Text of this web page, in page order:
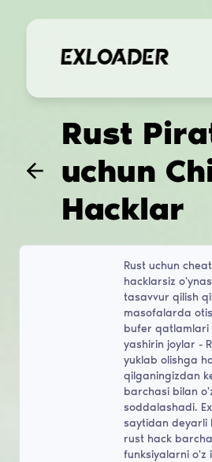
Rust
uchun
Hacklar
Rust uchun
hacklarsiz
tasavvur qilish
masofalarda
bufer
yashirin joylar -
yuklab olishga
qilganingizdan
barchasi bilan
soddalashadi.
saytidan deyarli
rust hack
funksiyalarni o'z